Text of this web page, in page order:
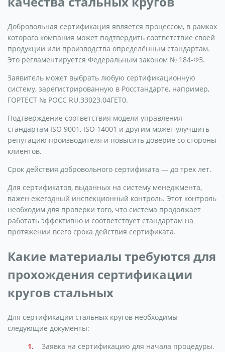
Добровольная сертификация является процессом, в рамках
которого компания может подтвердить соответствие своей
продукции или производства определённым стандартам.
Это регламентируется Федеральным законом № 184-ФЗ.
Заявитель может выбрать любую сертификационную
систему, зарегистрированную в Росстандарте, например,
ГОРТЕСТ № РОСС RU.З3023.04ГЕТ0.
Подтверждение соответствия модели управления
стандартам ISO 9001, ISO 14001 и другим может улучшить
репутацию производителя и повысить доверие со стороны
клиентов.
Срок действия добровольного сертификата — до трех лет.
Для сертификатов, выданных на систему менеджмента,
важен ежегодный инспекционный контроль. Этот контроль
необходим для проверки того, что система продолжает
работать эффективно и соответствует стандартам на
протяжении всего срока действия сертификата.
Какие материалы требуются для
прохождения сертификации
кругов стальных
Для сертификации стальных кругов необходимы
следующие документы:
Заявка на сертификацию для начала процедуры.